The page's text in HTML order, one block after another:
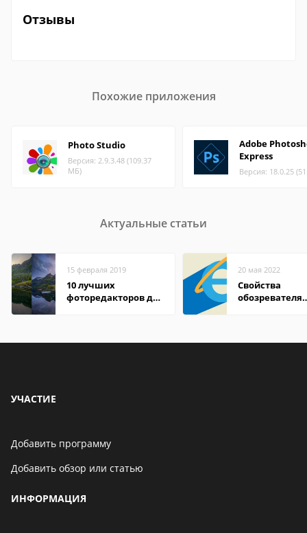
Отзывы
Похожие приложения
Photo Studio
Версия: 2.9.3.48 (109.37
МБ)
Adobe
Express
Версия: 18.0.25
Актуальные статьи
15 февраля 2019
10 лучших
фоторедакторов для
20 мая 2022
Свойства
обозревателя
УЧАСТИЕ
Добавить программу
Добавить обзор или статью
ИНФОРМАЦИЯ